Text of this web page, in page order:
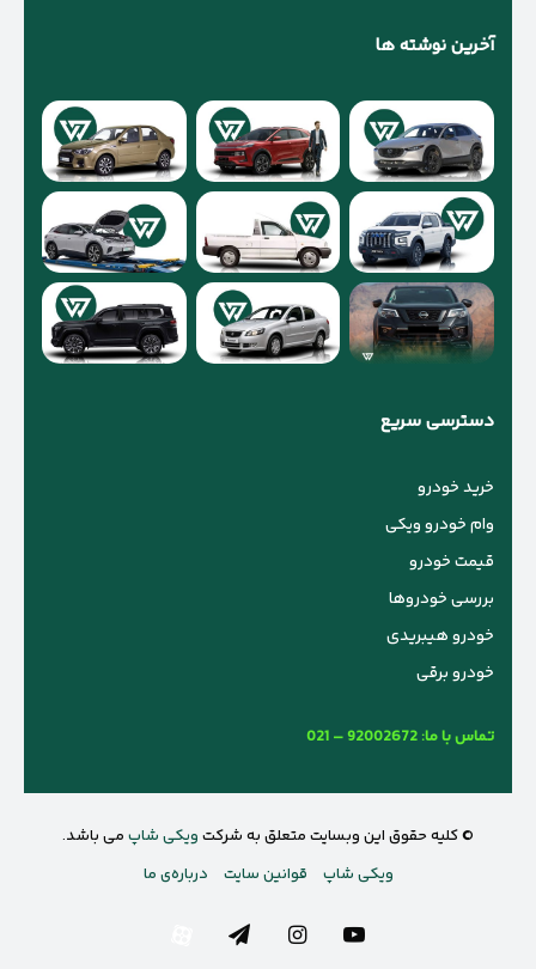
آخرین نوشته ها
دسترسی سریع
خرید خودرو
وام خودرو ویکی
قیمت خودرو
بررسی خودروها
خودرو هیبریدی
خودرو برقی
تماس با ما: 021 – 92002672
© کلیه حقوق این وبسایت متعلق به شرکت ویکی شاپ می باشد.
ویکی شاپ
قوانین سایت درباره‌ی ما
یوتیوباینستاگرامتلگرام